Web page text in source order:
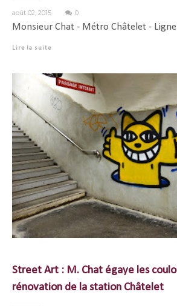
août 02, 2015 0
Monsieur Chat - Métro Châtelet -
Lire la suite
Street Art : M. Chat égaye les
rénovation de la station Châtelet